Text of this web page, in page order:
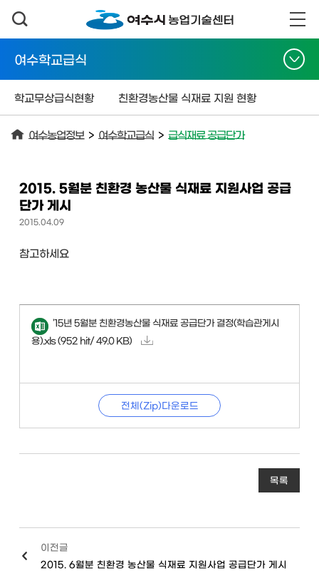
여수학교급식
학교무상급식현황 친환경농산물 식재료 지원 현황
여수농업정보 > 여수학교급식 > 급식재료 공급단가
2015. 5월분 친환경 농산물 식재료 지원사업 공급
단가 게시
2015.04.09
참고하세요
'15년 5월분 친환경농산물 식재료 공급단가 결정(학습관게시
용).xls (952 hit/ 49.0 KB)
전체(Zip)다운로드
목록
이전글
2015. 6월분 친환경 농산물 식재료 지원사업 공급단가 게시